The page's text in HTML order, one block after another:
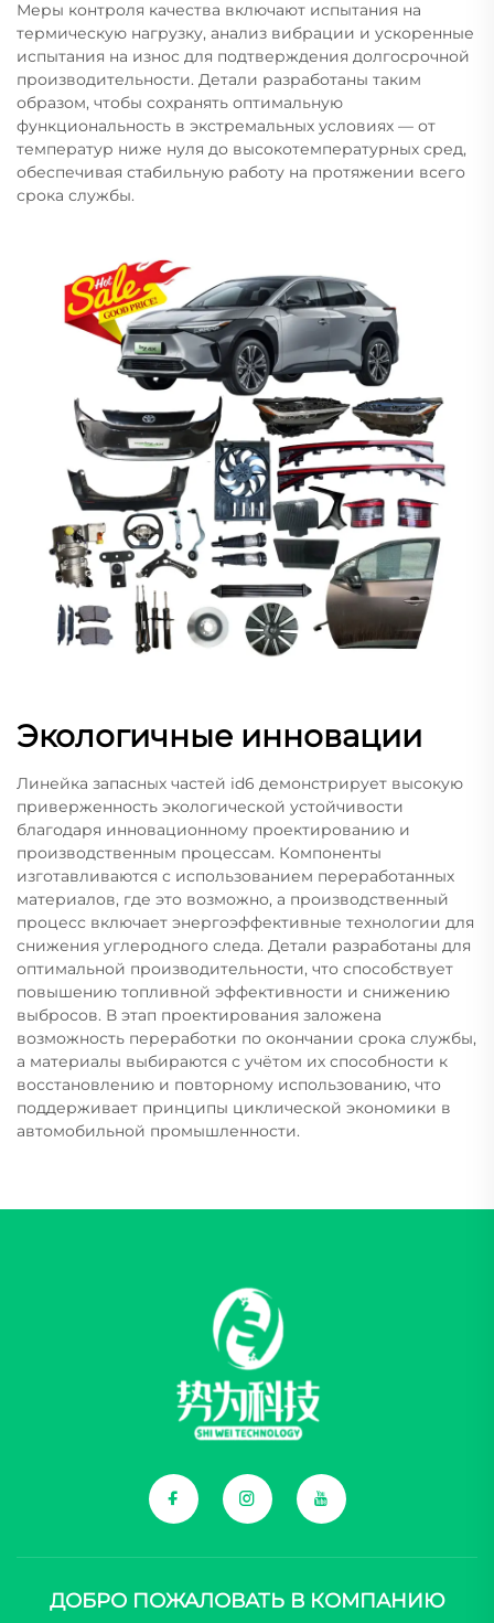
Меры контроля качества включают испытания на
термическую нагрузку, анализ вибрации и ускоренные
испытания на износ для подтверждения долгосрочной
производительности. Детали разработаны таким
образом, чтобы сохранять оптимальную
функциональность в экстремальных условиях — от
температур ниже нуля до высокотемпературных сред,
обеспечивая стабильную работу на протяжении всего
срока службы.
Экологичные инновации
Линейка запасных частей id6 демонстрирует высокую
приверженность экологической устойчивости
благодаря инновационному проектированию и
производственным процессам. Компоненты
изготавливаются с использованием переработанных
материалов, где это возможно, а производственный
процесс включает энергоэффективные технологии для
снижения углеродного следа. Детали разработаны для
оптимальной производительности, что способствует
повышению топливной эффективности и снижению
выбросов. В этап проектирования заложена
возможность переработки по окончании срока службы,
а материалы выбираются с учётом их способности к
восстановлению и повторному использованию, что
поддерживает принципы циклической экономики в
автомобильной промышленности.
ДОБРО ПОЖАЛОВАТЬ В КОМПАНИЮ